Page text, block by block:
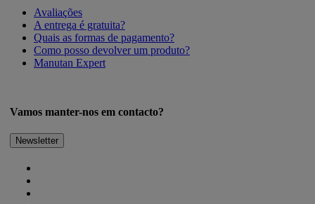
Avaliações
A entrega é gratuita?
Quais as formas de pagamento?
Como posso devolver um produto?
Manutan Expert
Vamos manter-nos em contacto?
Newsletter